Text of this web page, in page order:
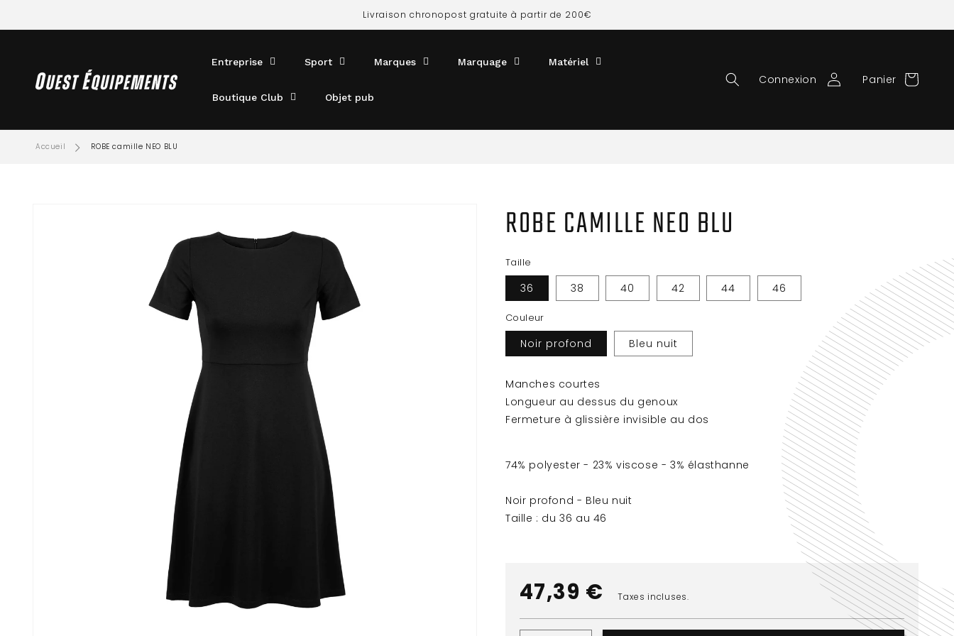
AU
Livraison chronopost gratuite à partir de 200€
Entreprise Sport Marques Marquage Matériel
Boutique Club Objet pub
Connexion Panier
Accueil ROBE camille NEO BLU
ROBE CAMILLE NEO BLU
Taille
36 38 40 42 44 46
Couleur
Noir profond Bleu nuit
Manches courtes
Longueur au dessus du genoux
Fermeture à glissière invisible au dos
74% polyester - 23% viscose - 3% élasthanne
Noir profond - Bleu nuit
Taille : du 36 au 46
Prix
habituel
47,39 € Taxes incluses.